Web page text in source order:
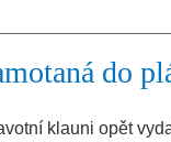
do
klauni opět